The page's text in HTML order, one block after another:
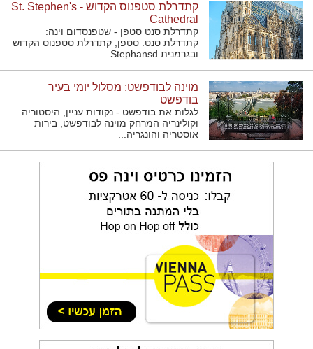
קתדרלת סטפנוס הקדוש - St. Stephen's
Cathedral
קתדרלת סנט סטפן - שטפנסדום וינה:
קתדרלת סנט. סטפן, קתדרלת סטפנוס הקדוש
ובגרמנית Stephansd...
מוינה לבודפשט: מסלול יומי בעיר
בודפשט
לגלות את בודפשט - נקודות עניין, היסטוריה
וקולינריה המרחק מוינה לבודפשט, בירות
אוסטריה והונגריה...